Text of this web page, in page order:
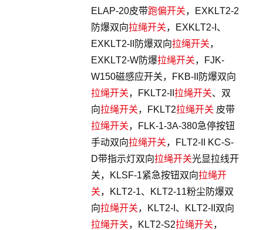
ELAP-20皮带跑偏开关，EXKLT2-2
防爆双向拉绳开关，EXKLT2-I、
EXKLT2-II防爆双向拉绳开关，
EXKLT2-W防爆拉绳开关，FJK-
W150磁感应开关，FKB-II防爆双向
拉绳开关，FKLT2-II 拉绳开关、双
向拉绳开关，FKLT2拉绳开关 皮带
拉绳开关，FLK-1-3A-380急停按钮
手动双向拉绳开关，FLT2-II KC-S-
D带指示灯双向拉绳开关光显拉线开
关，KLSF-1紧急按钮双向拉绳开
关，KLT2-1、KLT2-11粉尘防爆双
向拉绳开关，KLT2-I、KLT2-II双向
拉绳开关，KLT2-S2拉绳开关，